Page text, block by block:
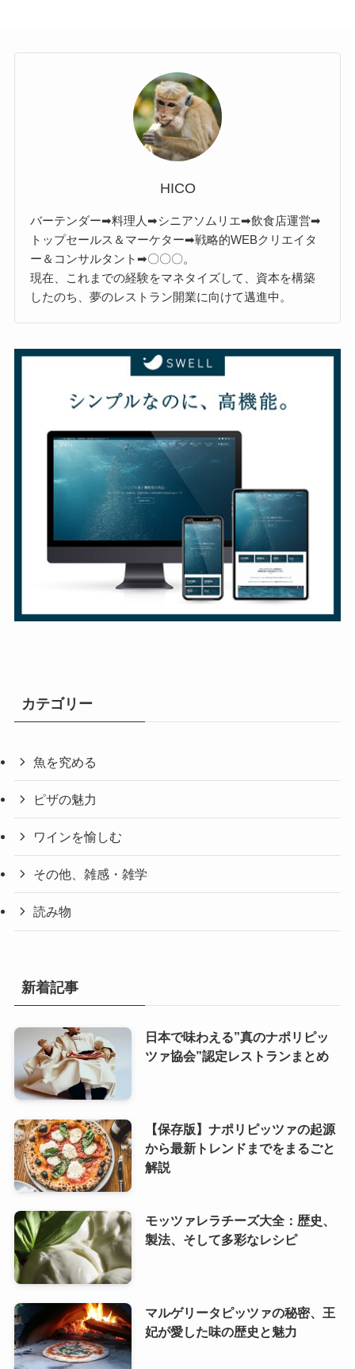
HICO
バーテンダー➡料理人➡シニアソムリエ➡飲食店運営➡
トップセールス＆マーケター➡戦略的WEBクリエイタ
ー＆コンサルタント➡〇〇〇。
現在、これまでの経験をマネタイズして、資本を構築
したのち、夢のレストラン開業に向けて邁進中。
カテゴリー
魚を究める
ピザの魅力
ワインを愉しむ
その他、雑感・雑学
読み物
新着記事
日本で味わえる”真のナポリピッ
ツァ協会”認定レストランまとめ
【保存版】ナポリピッツァの起源
から最新トレンドまでをまるごと
解説
モッツァレラチーズ大全：歴史、
製法、そして多彩なレシピ
マルゲリータピッツァの秘密、王
妃が愛した味の歴史と魅力